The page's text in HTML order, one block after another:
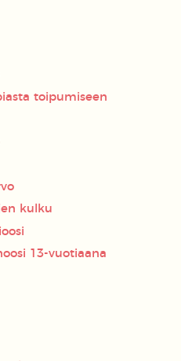
toipumiseen
kulku
13-vuotiaana